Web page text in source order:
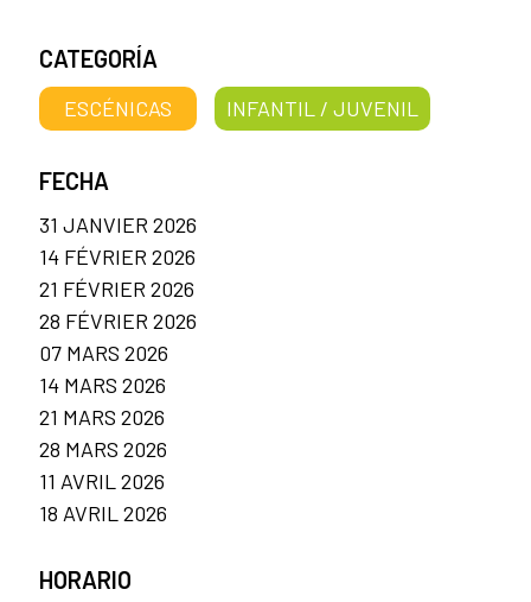
CATEGORÍA
ESCÉNICAS INFANTIL / JUVENIL
FECHA
31 JANVIER 2026
14 FÉVRIER 2026
21 FÉVRIER 2026
28 FÉVRIER 2026
07 MARS 2026
14 MARS 2026
21 MARS 2026
28 MARS 2026
11 AVRIL 2026
18 AVRIL 2026
HORARIO